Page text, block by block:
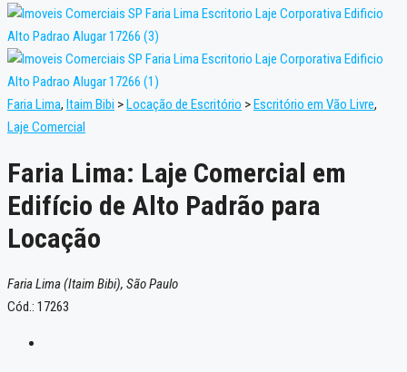
Faria Lima, Itaim Bibi >Locação de Escritório >Escritório em Vão Livre,
Laje Comercial
Faria Lima: Laje Comercial em
Edifício de Alto Padrão para
Locação
Faria Lima (Itaim Bibi), São Paulo
Cód.: 17263